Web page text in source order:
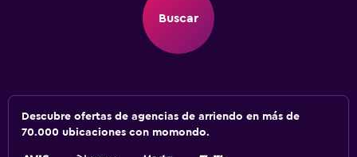
Buscar
Descubre ofertas de agencias de arriendo en más de
70.000 ubicaciones con momondo.